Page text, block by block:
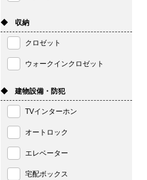
◆ 収納
クロゼット
ウォークインクロゼット
◆ 建物設備・防犯
TVインターホン
オートロック
エレベーター
宅配ボックス